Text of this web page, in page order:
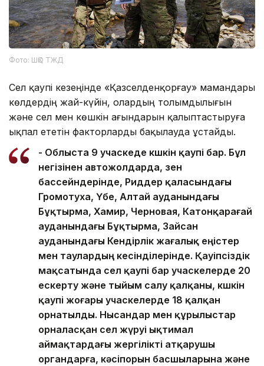
Фото: ШҚО ТЖД
Сел қаупі кезеңінде «Қазселденқорғау» мамандары
көлдердің жай-күйін, олардың толымдылығын
және сел мен көшкін ағындарын қалыптастыруға
ықпал ететін факторларды бақылауда ұстайды.
- Облыста 9 учаскеде көшкін қаупі бар. Бұл
негізінен автожолдарда, өзен
бассейндерінде, Риддер қаласындағы
Громотуха, Үбе, Алтай ауданындағы
Бұқтырма, Хамир, Черновая, Катонқарағай
ауданындағы Бұқтырма, Зайсан
ауданындағы Кендірлік жағалық еңістер
мен таулардың кесінділерінде. Қауіпсіздік
мақсатында сел қаупі бар учаскелерде 20
ескерту және тыйым салу қалқаны, көшкін
қаупі жоғары учаскелерде 18 қалқан
орнатылды. Нысандар мен құрылыстар
орналасқан сел жүруі ықтимал
аймақтардағы жергілікті атқарушы
органдарға, кәсіпорын басшыларына және